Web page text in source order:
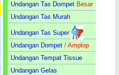
Undangan Tas Dompet Besar
Undangan Tas Murah
Undangan Tas Super
Undangan Dompet / Amplop
Undangan Tempat Tissue
Undangan Gelas